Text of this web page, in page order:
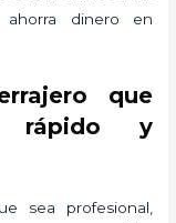
dinero en
que
rápido y
sea profesional,